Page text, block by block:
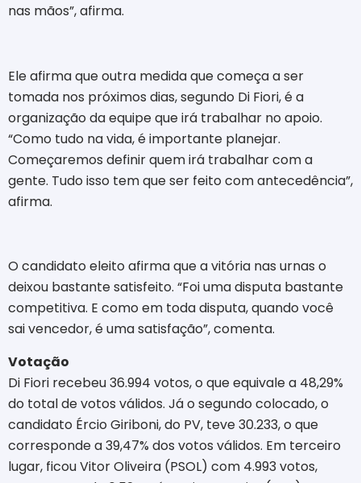
nas mãos”, afirma.
Ele afirma que outra medida que começa a ser
tomada nos próximos dias, segundo Di Fiori, é a
organização da equipe que irá trabalhar no apoio.
“Como tudo na vida, é importante planejar.
Começaremos definir quem irá trabalhar com a
gente. Tudo isso tem que ser feito com antecedência”,
afirma.
O candidato eleito afirma que a vitória nas urnas o
deixou bastante satisfeito. “Foi uma disputa bastante
competitiva. E como em toda disputa, quando você
sai vencedor, é uma satisfação”, comenta.
Votação
Di Fiori recebeu 36.994 votos, o que equivale a 48,29%
do total de votos válidos. Já o segundo colocado, o
candidato Ércio Giriboni, do PV, teve 30.233, o que
corresponde a 39,47% dos votos válidos. Em terceiro
lugar, ficou Vitor Oliveira (PSOL) com 4.993 votos,